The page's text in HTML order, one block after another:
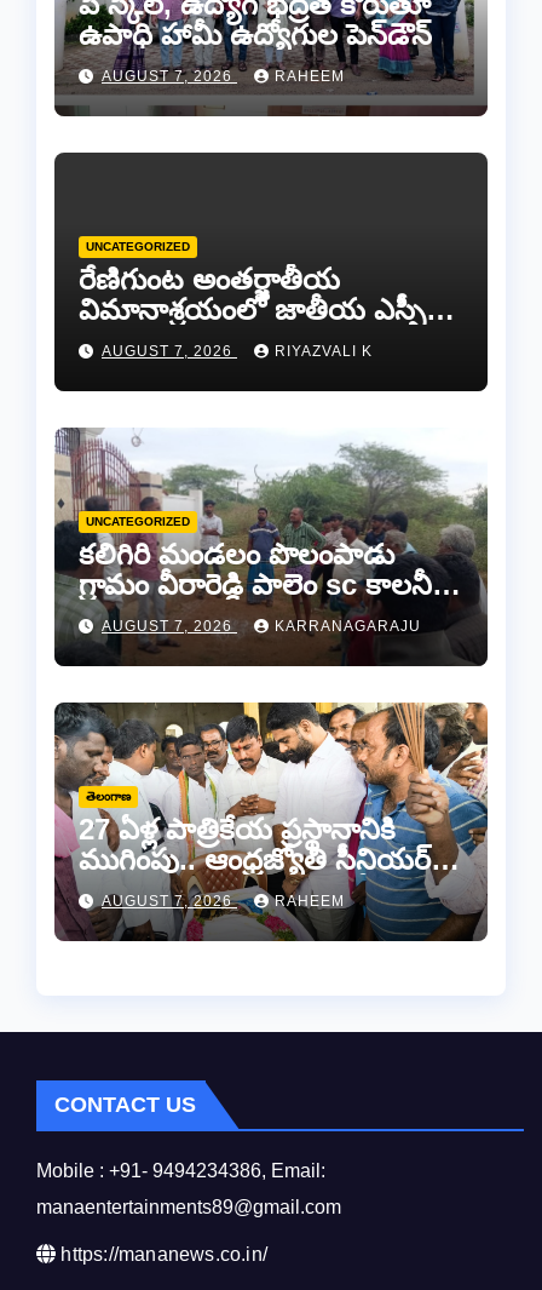
ఉపాధి హామీ ఉద్యోగుల పెన్‌డౌన్
AUGUST 7, 2026 RAHEEM
UNCATEGORIZED
రేణిగుంట అంతర్జాతీయ
విమానాశ్రయంలో జాతీయ ఎస్సీ
కమిషన్ చైర్మన్ కిషోర్ మక్వానాకు
ఘన స్వాగతం…​
AUGUST 7, 2026 RIYAZVALI K
UNCATEGORIZED
కలిగిరి మండలం పొలంపాడు
గ్రామం వీరారెడ్డి పాలెం sc కాలనీలో
శ్రీ మాత పరమేశ్వరి అమ్మవారి
దేవాలయం లో దొంగలు చోరీ..
AUGUST 7, 2026 KARRANAGARAJU
తెలంగాణ
27 ఏళ్ల పాత్రికేయ ప్రస్థానానికి
ముగింపు.. ఆంధ్రజ్యోతి సీనియర్
జర్నలిస్టు సల్ల ఆశన్నకు కన్నీటి
వీడ్కోలు…
AUGUST 7, 2026 RAHEEM
CONTACT US
Mobile : +91- 9494234386, Email:
manaentertainments89@gmail.com
https://mananews.co.in/